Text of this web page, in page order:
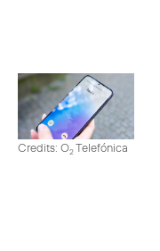
Credits: O2Telefónica